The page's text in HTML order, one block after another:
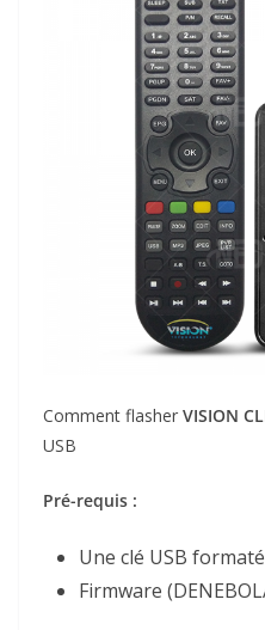
Comment flasher VISION
USB
Pré-requis :
Une clé USB
Firmware